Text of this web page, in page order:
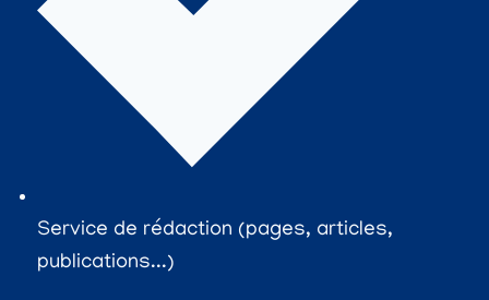
Service de rédaction (pages, articles,
publications...)